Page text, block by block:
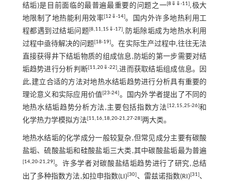
结垢)是目前面临的最普遍最重要的问题之一[8 ⇓ ⇓-11],极大
地限制了地热能利用效率[12 ⇓-14]。国内外许多地热利用工
程都遇到过结垢问题[8,11,15 ⇓-17],防垢除垢成为地热水利用
过程中亟待解决的问题[18-19]。在实际生产过程中,往往无法
直接获得井下结垢物质的组成信息,防垢的第一步需要对结
垢趋势进行分析判断[11,20⇓-22],进而获取结垢组成信息。因
此,建立合适的方法对地热水结垢趋势进行分析具有重要的
理论意义和实际应用价值[23-24]。国内外学者提出了不同的
地热水结垢趋势分析方法,主要包括指数方法[12,15,25-26]和
化学热力学模拟方法[11,16,18,20-21,27-28]两大类。
地热水结垢的化学成分一般较复杂,但常见成分主要有碳酸
盐垢、硫酸盐垢和硅酸盐垢三大类,其中碳酸盐垢最为普遍
[14,20-21,29]。许多学者对碳酸盐结垢趋势进行了研究,总结
出了多种指数方法,如拉申指数(LI)[30] 、雷兹诺指数(RI)[31]、